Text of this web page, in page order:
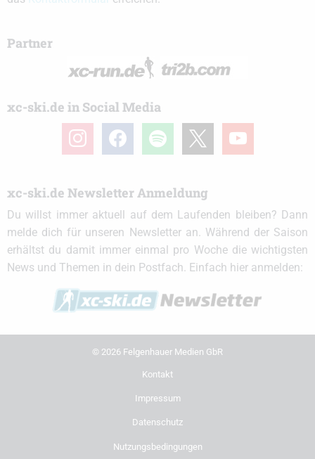
Partner
xc-ski.de in Social Media
instagramfacebook spotify youtube
xc-ski.de Newsletter Anmeldung
Du willst immer aktuell auf dem Laufenden bleiben? Dann
melde dich für unseren Newsletter an. Während der Saison
erhältst du damit immer einmal pro Woche die wichtigsten
News und Themen in dein Postfach. Einfach hier anmelden:
© 2026 Felgenhauer Medien GbR
Kontakt
Impressum
Datenschutz
Nutzungsbedingungen